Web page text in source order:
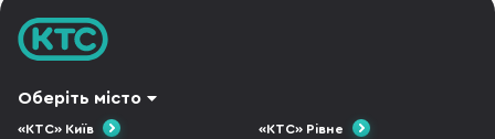
Оберіть місто
«КТС» Київ «КТС» Рівне